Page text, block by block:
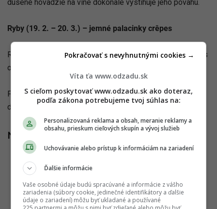
dusené hovädzie na víne dokonale vystihuje jeho povahu.
Ryby (19. 2. – 20. 3.) – jemné palacinky crêpes
Ryby sú romantické a citlivé. Jemné francúzske palacinky s
ovocím alebo čokoládou sú pre ne ako stvorené.
Francúzska kuchyňa stojí na detailoch. Aj jednoduché jedlo
dokáže pôsobiť výnimočne, ak použiješ kvalitné suroviny.
Na Košíku môžeš nájsť:
francúzske syry
maslo s vysokým obsahom tuku
kvalitné bagety
Víta ťa www.odzadu.sk
S cieľom poskytovať www.odzadu.sk ako doteraz,
podľa zákona potrebujeme tvoj súhlas na:
Personalizovaná reklama a obsah, meranie reklamy a
obsahu, prieskum cieľových skupín a vývoj služieb
Uchovávanie alebo prístup k informáciám na zariadení
Ďalšie informácie
Vaše osobné údaje budú spracúvané a informácie z vášho
zariadenia (súbory cookie, jedinečné identifikátory a ďalšie
údaje o zariadení) môžu byť ukladané a používané
Pokračovať s nevyhnutnými cookies →